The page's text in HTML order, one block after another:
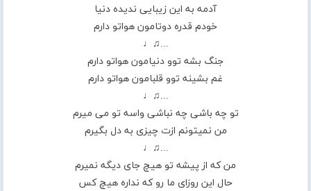
آدمه به این زیبایی ندیده دنیا
خودم قدره دوتامون هواتو دارم
...♫♩
جنگ بشه توو دنیامون هواتو دارم
غم بشینه توو قلبامون هواتو دارم
...♫♩
تو چه باشی چه نباشی واسه تو می میرم
من نمیتونم ازت چیزی به دل بگیرم
...♫♩
من که از پیشه تو هیچ جای دیگه نمیرم
حال این روزای ما رو که نداره هیچ کس